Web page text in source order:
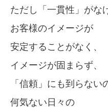
ただし「一貫性」がな
お客様のイメージが
安定することがなく、
イメージが固まらず、
「信頼」にも到らない
何気ない日々の